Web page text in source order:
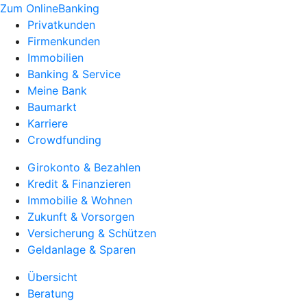
Zum OnlineBanking
Privatkunden
Firmenkunden
Immobilien
Banking & Service
Meine Bank
Baumarkt
Karriere
Crowdfunding
Girokonto & Bezahlen
Kredit & Finanzieren
Immobilie & Wohnen
Zukunft & Vorsorgen
Versicherung & Schützen
Geldanlage & Sparen
Übersicht
Beratung